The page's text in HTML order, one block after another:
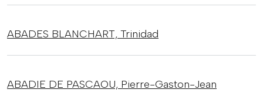
ABADES BLANCHART, Trinidad
ABADIE DE PASCAOU, Pierre-Gaston-Jean